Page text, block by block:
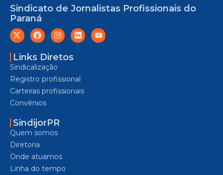
Sindicato de Jornalistas Profissionais do
Paraná
Links Diretos
Sindicalização
Registro profissional
Carteiras profissionais
Convênios
SindijorPR
Quem somos
Diretoria
Onde atuamos
Linha do tempo